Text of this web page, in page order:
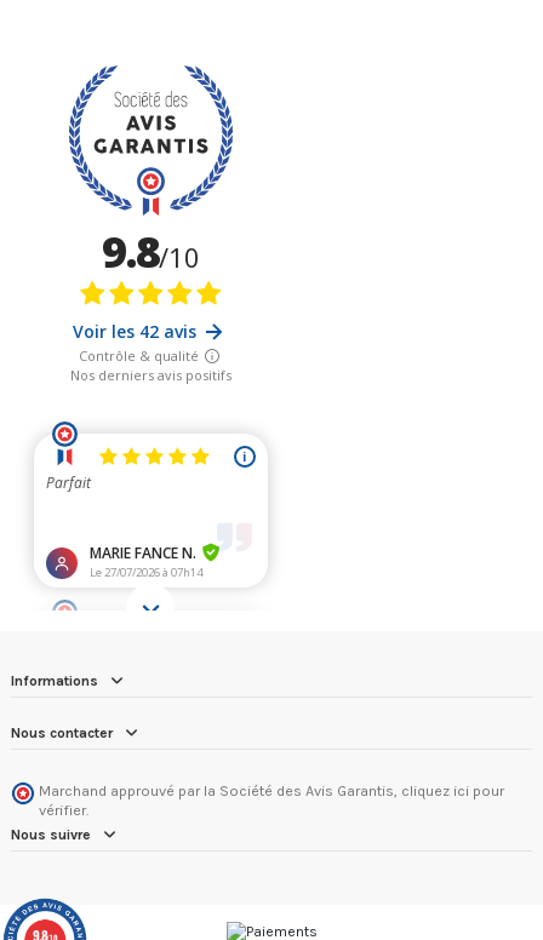
Informations
Nous contacter
Marchand approuvé par la Société des Avis Garantis, cliquez ici pour
vérifier.
Nous suivre
9.8